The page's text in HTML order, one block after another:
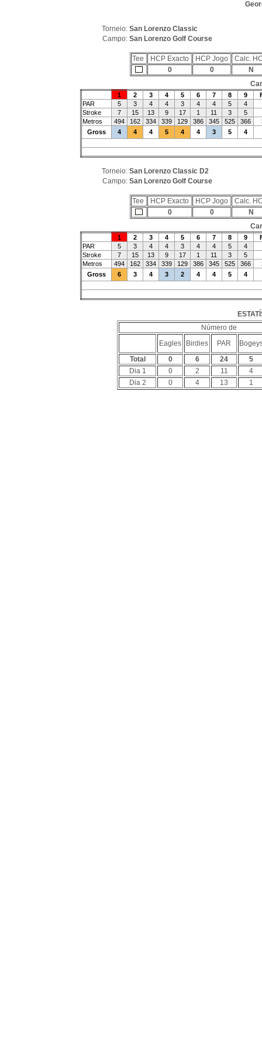
Torneio: San Lorenzo Classic
Campo: San Lorenzo Golf Course
Tee HCP Exacto HCP Jogo
Calc.
0
0
N
1 2 3 4 5 6 7 8 9
PAR
5 3 4 4 3 4 4 5
4
Stroke
7 15 13 9 17 1 11 3
5
Metros
494 162 334 339 129 386 345 525 366
Gross
4 4 4 5 4 4 3 5 4
Torneio: San Lorenzo Classic D2
Campo: San Lorenzo Golf Course
Tee HCP Exacto HCP Jogo
Calc.
0
0
N
1 2 3 4 5 6 7 8 9
PAR
5 3 4 4 3 4 4 5
4
Stroke
7 15 13 9 17 1 11 3
5
Metros
494 162 334 339 129 386 345 525 366
Gross
6 3 4 3 2 4 4 5 4
Número de
Eagles
Birdies PAR
Total
0 6 24
5
Dia 1
0 2 11
4
Dia 2
0 4 13 1